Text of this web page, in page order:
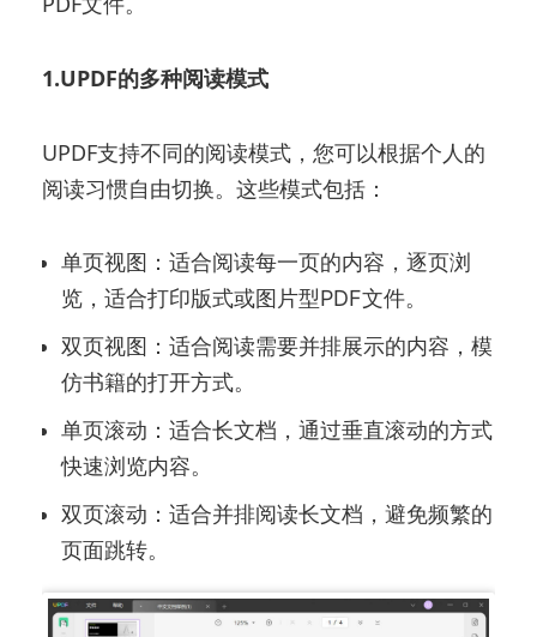
1.UPDF的多种阅读模式
UPDF支持不同的阅读模式，您可以根据个人的
阅读习惯自由切换。这些模式包括：
单页视图：适合阅读每一页的内容，逐页浏
览，适合打印版式或图片型PDF文件。
双页视图：适合阅读需要并排展示的内容，模
仿书籍的打开方式。
单页滚动：适合长文档，通过垂直滚动的方式
快速浏览内容。
双页滚动：适合并排阅读长文档，避免频繁的
页面跳转。